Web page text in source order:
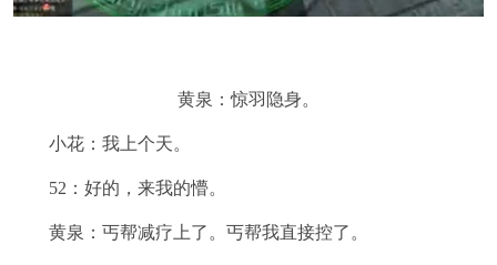
黄泉：惊羽隐身。
小花：我上个天。
52：好的，来我的懵。
黄泉：丐帮减疗上了。丐帮我直接控了。